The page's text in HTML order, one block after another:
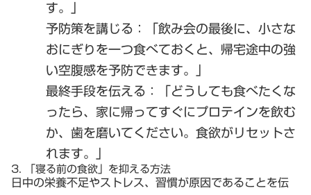
す。」
予防策を講じる ：「飲み会の最後に、小さな
おにぎりを一つ食べておくと、帰宅途中の強
い空腹感を予防できます。」
最終手段を伝える ：「どうしても食べたくな
ったら、家に帰ってすぐにプロテインを飲む
か、歯を磨いてください。食欲がリセットさ
れます。」
3. 「寝る前の食欲」を抑える方法
日中の栄養不足やストレス、習慣が原因であることを伝